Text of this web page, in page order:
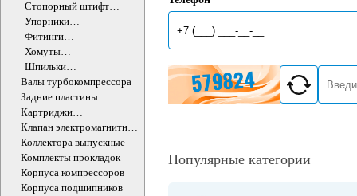
турбокомпрессора
Стопорный штифт
турбокомпрессора
Упорники
турбокомпрессора
Фитинги
турбокомпрессора
Хомуты
турбокомпрессора
Шпильки
турбокомпрессора
Валы турбокомпрессора
Задние пластины
турбокомпрессора
Картриджи
турбокомпрессоров
Клапан электромагнитный
турбокомпрессора
Коллектора выпускные
Комплекты прокладок
Корпуса компрессоров
Корпуса подшипников
Популярные категории